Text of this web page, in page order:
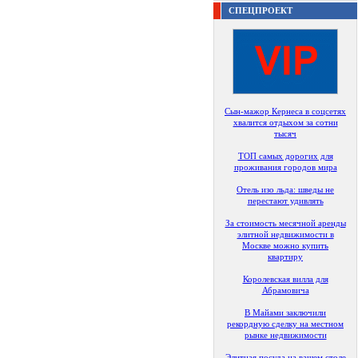
СПЕЦПРОЕКТ
Сын-мажор Кернеса в соцсетях
хвалится отдыхом за сотни
тысяч
ТОП самых дорогих для
проживания городов мира
Отель изо льда: шведы не
перестают удивлять
За стоимость месячной аренды
элитной недвижимости в
Москве можно купить
квартиру
Королевская вилла для
Абрамовича
В Майами заключили
рекордную сделку на местном
рынке недвижимости